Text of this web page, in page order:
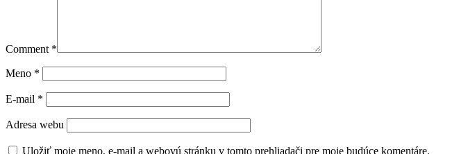
Comment *
Meno *
E-mail *
Adresa webu
Uložiť moje meno, e-mail a webovú stránku v tomto prehliadači pre moje budúce komentáre.